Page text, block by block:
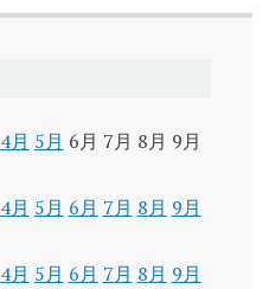
4月 5月 6月 7月 8月 9月
4月 5月 6月 7月 8月 9月
4月 5月 6月 7月 8月 9月